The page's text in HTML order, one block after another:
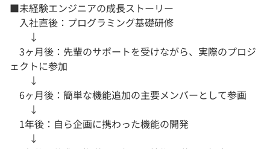
■未経験エンジニアの成長ストーリー
入社直後：プログラミング基礎研修
↓
3ヶ月後：先輩のサポートを受けながら、実際のプロジ
ェクトに参加
↓
6ヶ月後：簡単な機能追加の主要メンバーとして参画
↓
1年後：自ら企画に携わった機能の開発
↓